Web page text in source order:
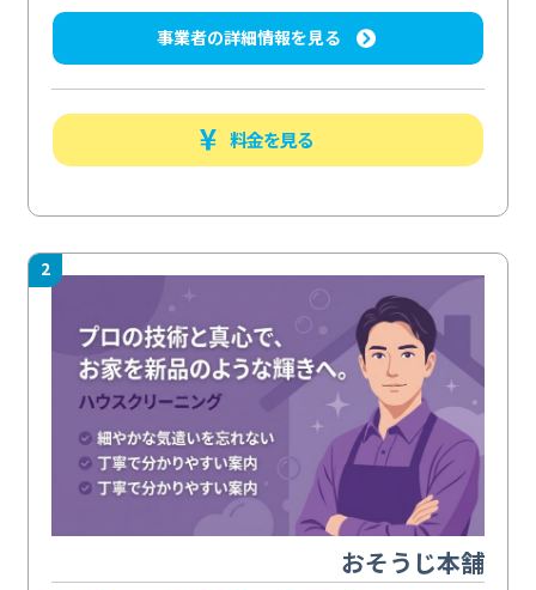
事業者の詳細情報を見る
料金を見る
2
おそうじ本舗